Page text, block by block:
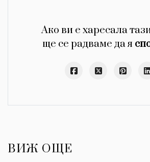
Ако ви е харесала
ще се радваме да я
ВИЖ ОЩЕ